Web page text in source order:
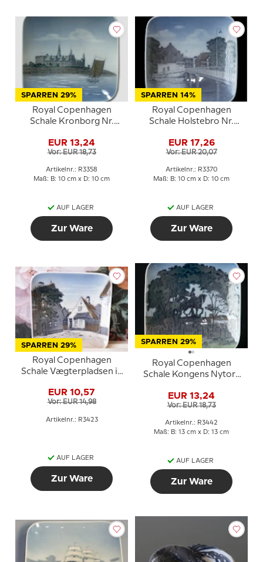
SPARREN 29%
Royal Copenhagen
Schale Kronborg Nr.
EUR 13,24
Vor: EUR 18,73
Artikelnr.: R3358
Maß: B: 10 cm x D: 10 cm
AUF LAGER
Zur Ware
SPARREN 14%
Royal Copenhagen
Schale Holstebro Nr.
EUR 17,26
Vor: EUR 20,07
Artikelnr.: R3370
Maß: B: 10 cm x D: 10 cm
AUF LAGER
Zur Ware
SPARREN 29%
Royal Copenhagen
Schale Vægterpladsen in
EUR 10,57
Vor: EUR 14,98
Artikelnr.: R3423
AUF LAGER
Zur Ware
SPARREN 29%
Royal Copenhagen
Schale Kongens Nytorv
EUR 13,24
Vor: EUR 18,73
Artikelnr.: R3442
Maß: B: 13 cm x D: 13 cm
AUF LAGER
Zur Ware